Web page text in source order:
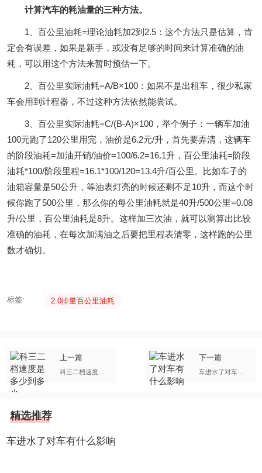
计算汽车的耗油量的三种方法。
1、百公里油耗=理论油耗加2到2.5：这个方法只是估算，肯
定会有误差，如果是新手，或没有足够的时间来计算准确的油
耗，可以用这个方法来暂时预估一下。
2、百公里实际油耗=A/B×100：如果不是出租车，很少私家
车会用到计程器，不过这种方法依然能尝试。
3、百公里实际油耗=C/(B-A)×100，举个例子：一辆车加油
100元跑了120公里用完，油价是6.2元/升，首先要弄清，这辆车
的阶段油耗=加油开销/油价=100/6.2=16.1升，百公里油耗=阶段
油耗*100/阶段里程=16.1*100/120=13.4升/百公里。比如车子的
油箱容量是50公升，等油表灯亮的时候还剩不足10升，而这个时
候你跑了500公里，那么你的每公里油耗就是40升/500公里=0.08
升/公里，百公里油耗是8升。这样加三次油，就可以测算出比较
准确的油耗，在每次加满油之后要把里程表清零，这样跑的公里
数才确切。
标签: 2.0排量百公里油耗
上一篇
科三二档速度是多少到多少
下一篇
车进水了对车有什么影响
精选推荐
车进水了对车有什么影响